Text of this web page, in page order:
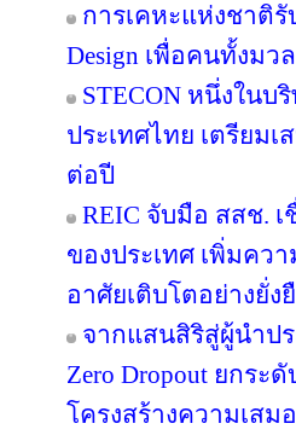
การเคหะแห่งชาติ
Design เพื่อคนทั้งมวล
STECON หนึ่งใน
ประเทศไทย เตรียม
ต่อปี
REIC จับมือ สสช.
ของประเทศ เพิ่มคว
อาศัยเติบโตอย่างยั่ง
จากแสนสิริสู่ผู้นำปร
Zero Dropout ยกร
โครงสร้างความเส